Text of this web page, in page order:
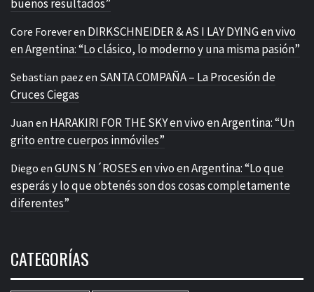
buenos resultados”
Core Foreveren DIRKSCHNEIDER & AS I LAY DYING en vivo
en Argentina: “Lo clásico, lo moderno y una misma pasión”
Sebastian paez en SANTA COMPAÑA – La Procesión de
Cruces Ciegas
Juan en HARAKIRI FOR THE SKY en vivo en Argentina: “Un
grito entre cuerpos inmóviles”
Diego en GUNS N´ROSES en vivo en Argentina: “Lo que
esperás y lo que obtenés son dos cosas completamente
diferentes”
CATEGORÍAS